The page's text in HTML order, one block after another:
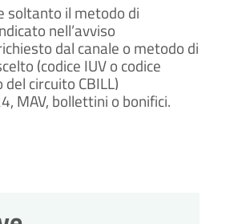
soltanto il metodo di
nell’avviso
dal canale o metodo di
(codice IUV o codice
circuito CBILL)
MAV, bollettini o bonifici.